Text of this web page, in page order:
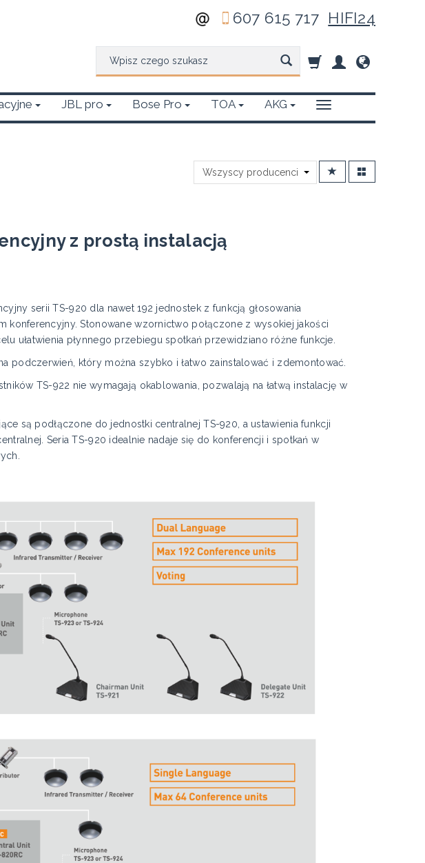
607 615 717 HIFI24
JBL pro Bose Pro TOA AKG
z prostą instalacją
serii TS-920 dla nawet 192 jednostek z funkcją głosowania
Stonowane wzornictwo połączone z wysokiej jakości
ułatwienia płynnego przebiegu spotkań przewidziano różne funkcje.
podczerwień, który można szybko i łatwo zainstalować i zdemontować.
TS-922 nie wymagają okablowania, pozwalają na łatwą instalację w
są podłączone do jednostki centralnej TS-920, a ustawienia funkcji
Seria TS-920 idealnie nadaje się do konferencji i spotkań w